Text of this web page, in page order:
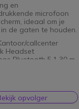
en
microfoon
ideaal om je
de gaten te houden.
callcenter
Headset
Bluetooth 5.1 30 m
(LiPo) 183 mAh
(IP55)
opvolger